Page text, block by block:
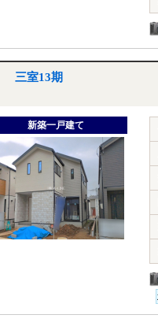
三室13期
新築一戸建て